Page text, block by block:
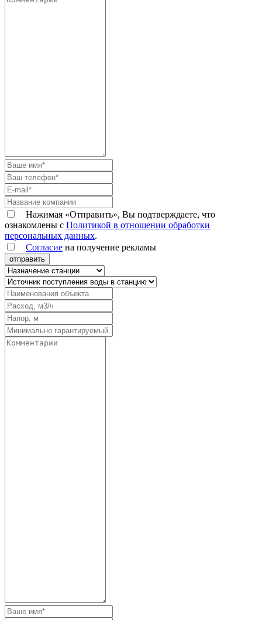
Нажимая «Отправить», Вы подтверждаете, что
ознакомлены с Политикой в отношении обработки
персональных данных.
Согласие на получение рекламы
отправить